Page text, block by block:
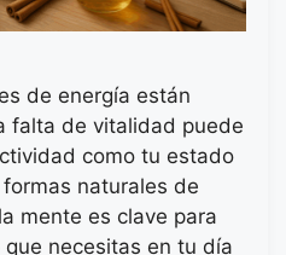
de energía están
falta de vitalidad puede
como tu estado
naturales de
mente es clave para
necesitas en tu día